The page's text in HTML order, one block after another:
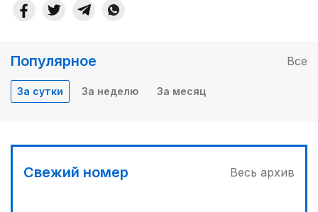
Популярное Все
За сутки За неделю За месяц
Свежий номер Весь архив